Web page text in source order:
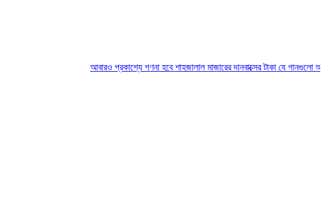
আবারও প্রকাশ্যে গণনা হবে শাহজালাল মাজারের দানবাক্সের টাকাযে গানগুলো আজও ফিরিয়ে